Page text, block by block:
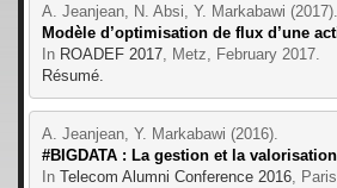
A. Jeanjean, N. Absi, Y. Markabawi (2017).
Modèle d’optimisation de flux d’une
In ROADEF 2017, Metz, February 2017.
Résumé.
A. Jeanjean, Y. Markabawi (2016).
#BIGDATA : La gestion et la
In Telecom Alumni Conference 2016,